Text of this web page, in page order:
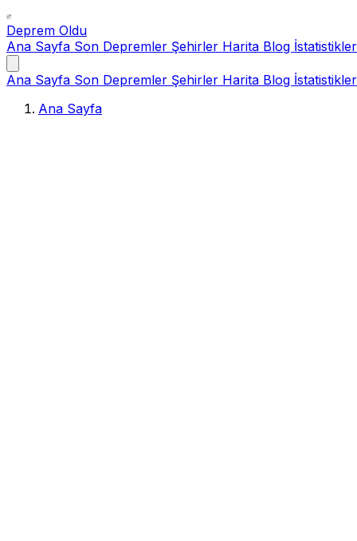
Deprem Oldu
Ana Sayfa Son Depremler Şehirler Harita Blog İstatistikler
Ana Sayfa Son Depremler Şehirler Harita Blog İstatistikler
Ana Sayfa